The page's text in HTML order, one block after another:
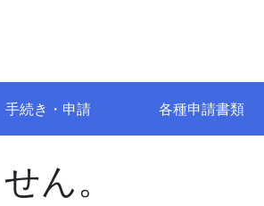
手続き・申請 各種申請書類
ん。